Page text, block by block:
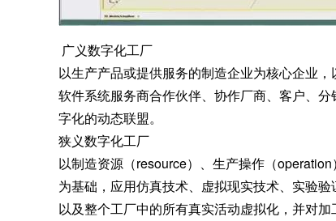
广义数字化工厂
以生产产品或提供服务的制造企业为核心企业
软件系统服务商合作伙伴、协作厂商、客户、
字化的动态联盟。
狭义数字化工厂
以制造资源（resource）、生产操作（
为基础，应用仿真技术、虚拟现实技术、实验
以及整个工厂中的所有真实活动虚拟化，并对